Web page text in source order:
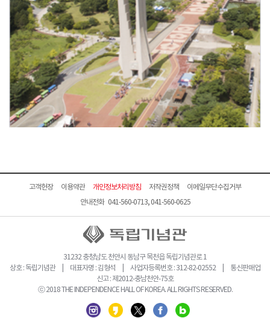
고객헌장 이용약관 개인정보처리방침 저작권정책
이메일무단수집거부
안내전화 041-560-0713, 041-560-0625
31232 충청남도 천안시 동남구 목천읍 독립기념관로 1
상호 : 독립기념관 | 대표자명 : 김형석 | 사업자등록번호 : 312-82-02552 | 통신판매업
신고 : 제2012-충남천안-75호
ⓒ 2018 THE INDEPENDENCE HALL OF KOREA. ALL RIGHTS RESERVED.